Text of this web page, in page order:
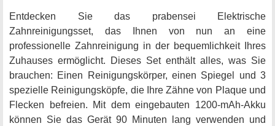
Entdecken Sie das prabensei Elektrische
Zahnreinigungsset, das Ihnen von nun an eine
professionelle Zahnreinigung in der bequemlichkeit Ihres
Zuhauses ermöglicht. Dieses Set enthält alles, was Sie
brauchen: Einen Reinigungskörper, einen Spiegel und 3
spezielle Reinigungsköpfe, die Ihre Zähne von Plaque und
Flecken befreien. Mit dem eingebauten 1200-mAh-Akku
können Sie das Gerät 90 Minuten lang verwenden und